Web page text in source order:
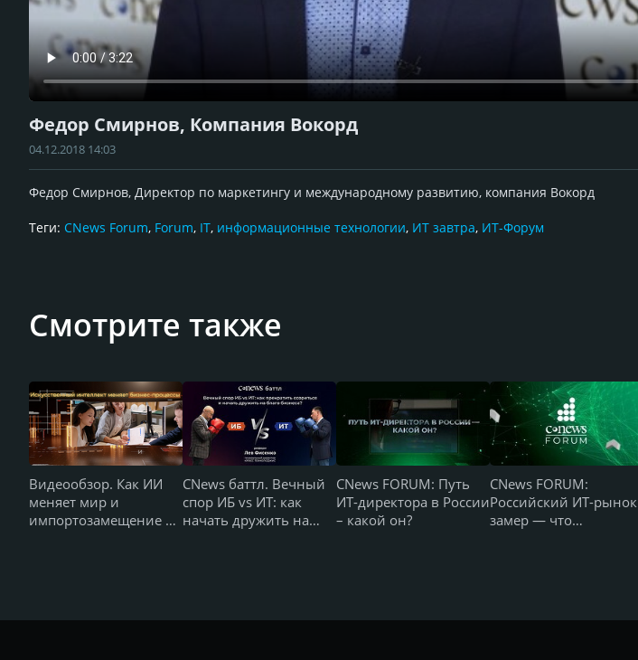
Федор Смирнов, Компания Вокорд
04.12.2018 14:03
Федор Смирнов, Директор по маркетингу и международному развитию, компания Вокорд
Теги: CNews Forum, Forum, IT, информационные технологии, ИТ завтра, ИТ-Форум
Смотрите также
Видеообзор. Как ИИ
меняет мир и
импортозамещение в
CNews баттл. Вечный
спор ИБ vs ИТ: как
начать дружить на
CNews FORUM: Путь
ИТ-директора в России
– какой он?
CNews FORUM:
Российский ИТ-рынок
замер — что